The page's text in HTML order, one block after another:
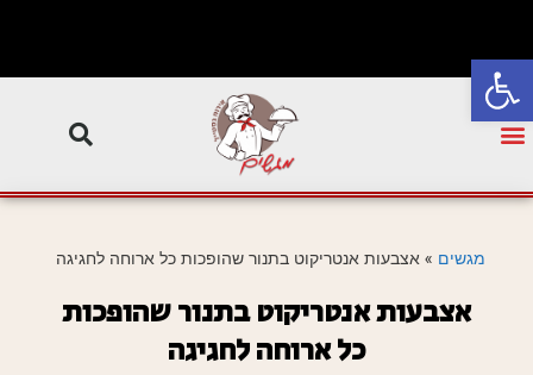
פתח סרגל נגישות
מגשים » אצבעות אנטריקוט בתנור שהופכות כל ארוחה לחגיגה
אצבעות אנטריקוט בתנור שהופכות
כל ארוחה לחגיגה